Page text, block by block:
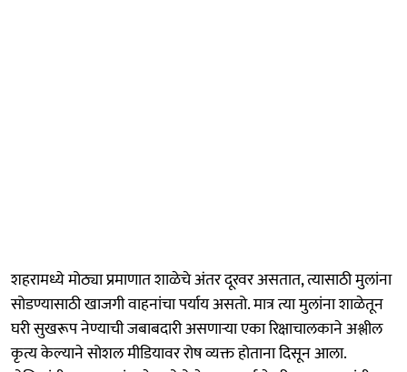
शहरामध्ये मोठ्या प्रमाणात शाळेचे अंतर दूरवर असतात, त्यासाठी मुलांना
सोडण्यासाठी खाजगी वाहनांचा पर्याय असतो. मात्र त्या मुलांना शाळेतून
घरी सुखरूप नेण्याची जबाबदारी असणाऱ्या एका रिक्षाचालकाने अश्लील
कृत्य केल्याने सोशल मीडियावर रोष व्यक्त होताना दिसून आला.